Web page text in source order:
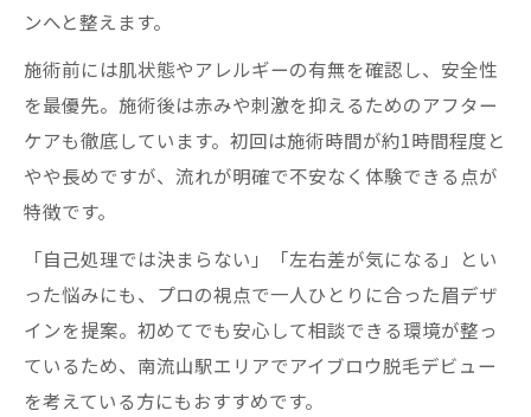
ンへと整えます。
施術前には肌状態やアレルギーの有無を確認し、安全性
を最優先。施術後は赤みや刺激を抑えるためのアフター
ケアも徹底しています。初回は施術時間が約1時間程度と
やや長めですが、流れが明確で不安なく体験できる点が
特徴です。
「自己処理では決まらない」「左右差が気になる」とい
った悩みにも、プロの視点で一人ひとりに合った眉デザ
インを提案。初めてでも安心して相談できる環境が整っ
ているため、南流山駅エリアでアイブロウ脱毛デビュー
を考えている方にもおすすめです。